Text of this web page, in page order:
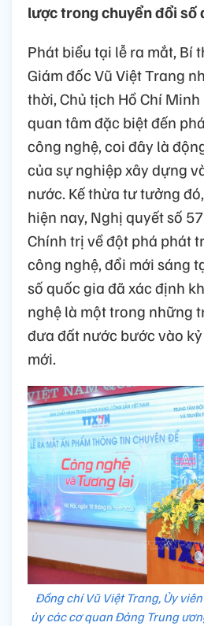
lược trong chuyển đổi số
Phát biểu tại lễ ra mắt, Bí
Giám đốc Vũ Việt Trang
thời, Chủ tịch Hồ Chí
quan tâm đặc biệt đến
công nghệ, coi đây là
của sự nghiệp xây dựng
nước. Kế thừa tư tưởng
hiện nay, Nghị quyết số
Chính trị về đột phá phát
công nghệ, đổi mới sáng
số quốc gia đã xác định
nghệ là một trong những
đưa đất nước bước vào
mới.
Đồng chí Vũ Việt Trang, Ủy
ủy các cơ quan Đảng Trung